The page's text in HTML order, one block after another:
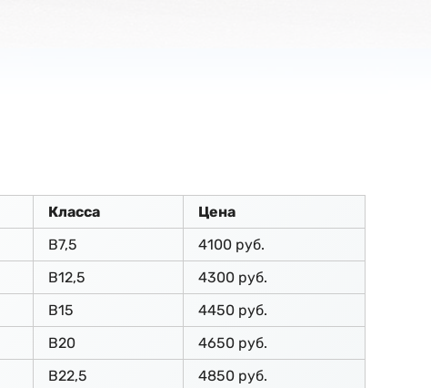
Класса
Цена
В7,5
4100 руб.
В12,5
4300 руб.
В15
4450 руб.
В20
4650 руб.
В22,5
4850 руб.